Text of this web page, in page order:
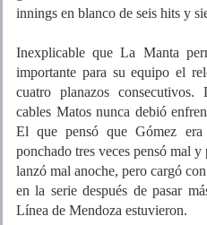
innings en blanco de seis hits y
Inexplicable que La Manta
importante para su equipo el
cuatro planazos
cables Matos nunca debió
El que pensó que Gómez
ponchado tres veces pensó mal
lanzó mal anoche, pero cargó
en la serie después de pasar
Línea de Mendoza estuvieron.